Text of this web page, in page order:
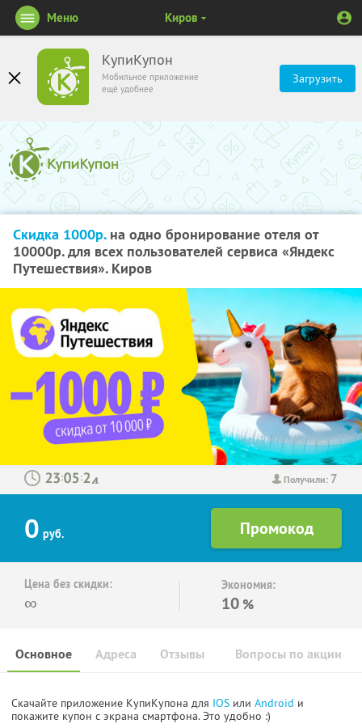
КупиКупон
Мобильное приложение
ещё удобнее
Загрузить
Меню Киров
Скидка 1000р.на одно бронирование отеля от
10000р. для всех пользователей сервиса «Яндекс
Путешествия». Киров
Получили: 7
: :
0 руб.
Цена без скидки:
∞
Экономия:
10 %
Основное Отзывы Вопросы по акции
Адреса
Скачайте приложение КупиКупона для IOS или Android и
покажите купон с экрана смартфона. Это удобно :)